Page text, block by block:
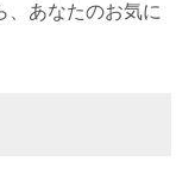
、あなたのお気に